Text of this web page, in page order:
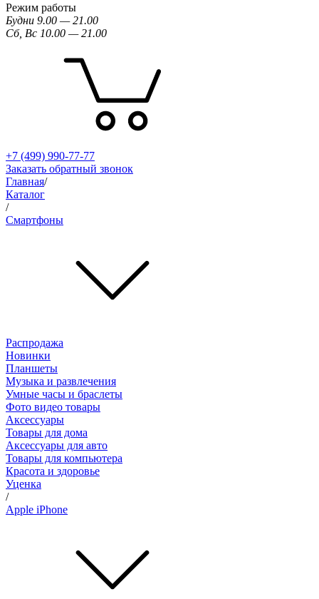
Режим работы
Будни 9.00 — 21.00
Сб, Вс 10.00 — 21.00
+7 (499) 990-77-77
Заказать обратный звонок
Главная/
Каталог
/
Смартфоны
Распродажа
Новинки
Планшеты
Музыка и развлечения
Умные часы и браслеты
Фото видео товары
Аксессуары
Товары для дома
Аксессуары для авто
Товары для компьютера
Красота и здоровье
Уценка
/
Apple iPhone